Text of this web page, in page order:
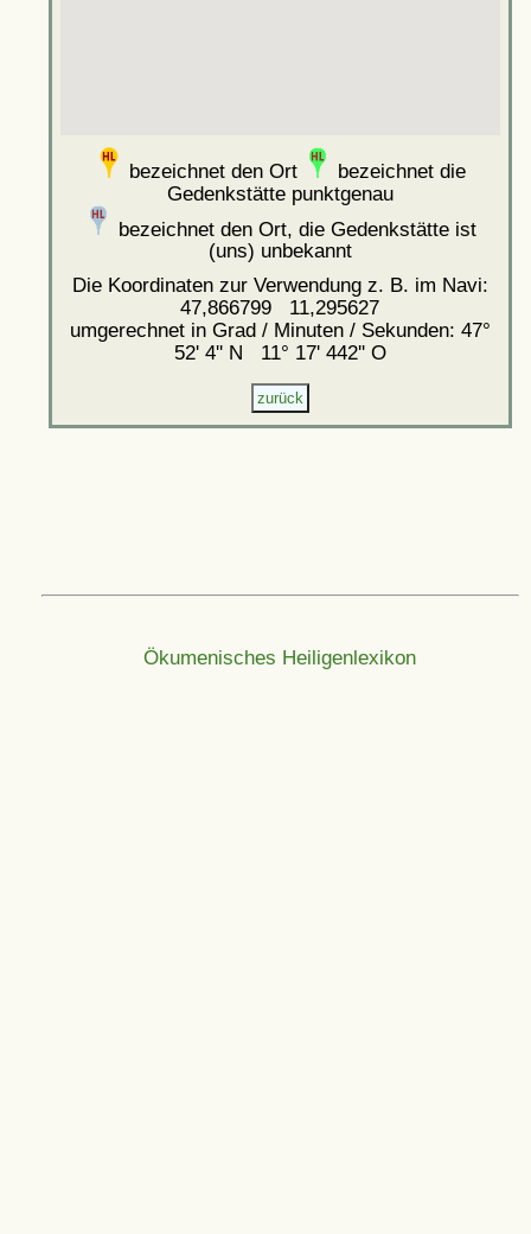
bezeichnet den Ort
bezeichnet die
Gedenkstätte punktgenau
bezeichnet den Ort, die Gedenkstätte ist
(uns) unbekannt
Die Koordinaten zur Verwendung z. B. im Navi:
47,866799 11,295627
umgerechnet in Grad / Minuten / Sekunden: 47°
52' 4'' N 11° 17' 442'' O
Ökumenisches Heiligenlexikon